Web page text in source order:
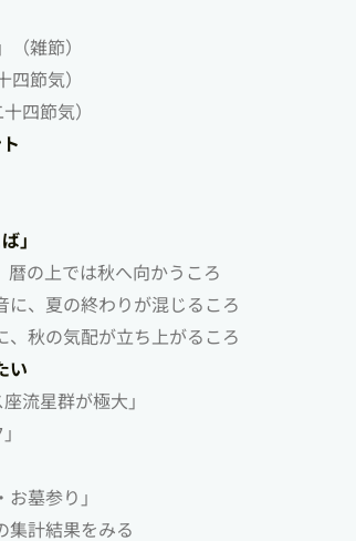
雑節）
節気）
四節気）
」
暦の上では秋へ向かうころ
に、夏の終わりが混じるころ
、秋の気配が立ち上がるころ
い
流星群が極大」
墓参り」
集計結果をみる